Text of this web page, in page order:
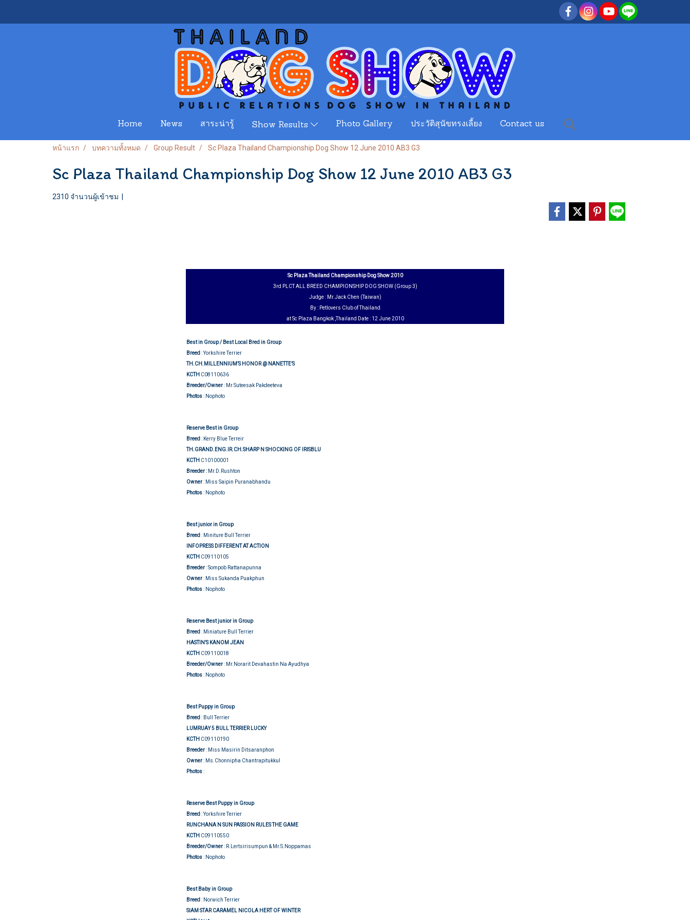
Home News สาระน่ารู้ Show Results Photo Gallery ประวัติสุนัขทรงเลี้ยง Contact us
หน้าแรก บทความทั้งหมด Group Result Sc Plaza Thailand Championship Dog Show 12 June 2010 AB3 G3
Sc Plaza Thailand Championship Dog Show 12 June 2010 AB3 G3
2310 จำนวนผู้เข้าชม |
Sc Plaza Thailand Championship Dog Show 2010
3rd PLCT ALL BREED CHAMPIONSHIP DOG SHOW (Group 3)
Judge : Mr.Jack Chen (Taiwan)
By : Petlovers Club of Thailand
at Sc Plaza Bangkok ,Thailand Date : 12 June 2010
Best in Group / Best Local Bred in Group
Breed : Yorkshire Terrier
TH.CH.MILLENNIUM’S HONOR @ NANETTE’S
KCTH C08110636
Breeder/Owner: Mr.Suteesak Pakdeeteva
Photos: Nophoto
Reserve Best in Group
Breed : Kerry Blue Terreir
TH.GRAND.ENG.IR.CH.SHARP N SHOCKING OF IRISBLU
KCTH C10100001
Breeder : Mr.D.Rushton
Owner: Miss Saipin Puranabhandu
Photos: Nophoto
Best junior in Group
Breed : Miniture Bull Terrier
INFOPRESS DIFFERENT AT ACTION
KCTH C09110105
Breeder: Sompob Rattanapunna
Owner: Miss Sukanda Puakphun
Photos: Nophoto
Reserve Best junior in Group
Breed : Miniature Bull Terrier
HASTIN’S KANOM JEAN
KCTH C09110018
Breeder/Owner: Mr.Norarit Devahastin Na Ayudhya
Photos: Nophoto
Best Puppy in Group
Breed : Bull Terrier
LUMRUAY 5 BULL TERRIER LUCKY
KCTH C09110190
Breeder: Miss Masirin Ditsaranphon
Owner: Ms.Chonnipha Chantrapitukkul
Photos:
Reserve Best Puppy in Group
Breed : Yorkshire Terrier
RUNCHANA N SUN PASSION RULES THE GAME
KCTH C09110550
Breeder/Owner: R.Lertsirisumpun & Mr.S.Noppamas
Photos: Nophoto
Best Baby in Group
Breed : Norwich Terrier
SIAM STAR CARAMEL NICOLA HERT OF WINTER